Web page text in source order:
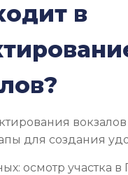
в
для создания
осмотр участка в